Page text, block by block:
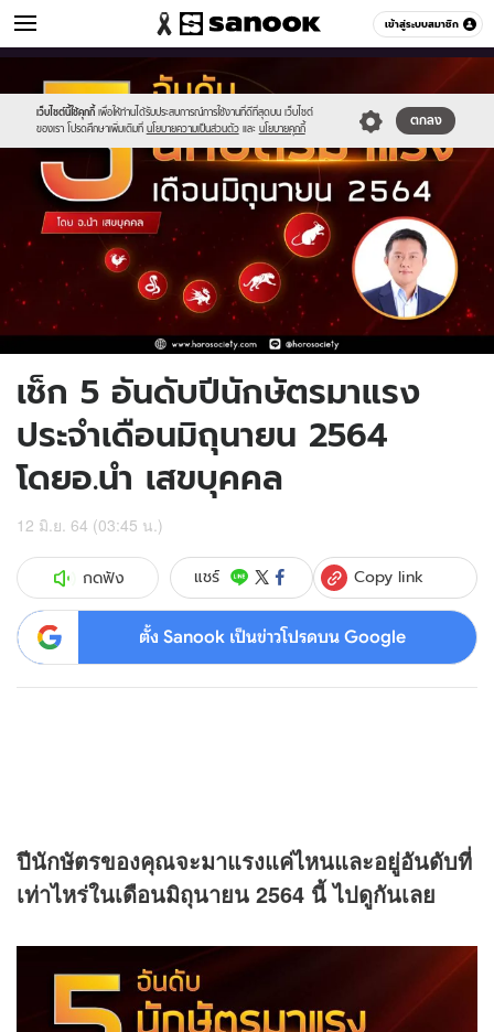
เข้าสู่ระบบสมาชิก
ดูดวง หมวดอื่นๆ
เว็บไซต์นี้ใช้คุกกี้ เพื่อให้ท่านได้รับประสบการณ์การใช้งานที่ดีที่สุดบน เว็บไซต์
ของเรา โปรดศึกษาเพิ่มเติมที่ นโยบายความเป็นส่วนตัว และ นโยบายคุกกี้
ตกลง
//s.isanook.com/sr/0/images/logo-
new-
sanook.png
//s.isanook.com/ho/0/ud/41/207993/newproject-
2021-
09t0143.jpg
เช็ก 5 อันดับปีนักษัตรมาแรง
ประจำเดือนมิถุนายน 2564
โดยอ.นำ เสขบุคคล
12 มิ.ย. 64 (03:45 น.)
กดฟัง แชร์ Copy link
ตั้ง Sanook เป็นข่าวโปรดบน Google
ปีนักษัตรของคุณจะมาแรงแค่ไหนและอยู่อันดับที่
เท่าไหร่ในเดือนมิถุนายน 2564 นี้ ไปดูกันเลย